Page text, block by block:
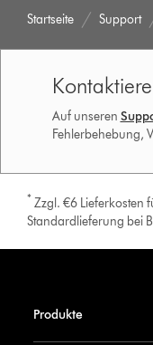
Startseite Support
Auf unseren
Fehlerbehebung,
* Zzgl. €6 Lieferkosten
Standardlieferung bei
Produkte